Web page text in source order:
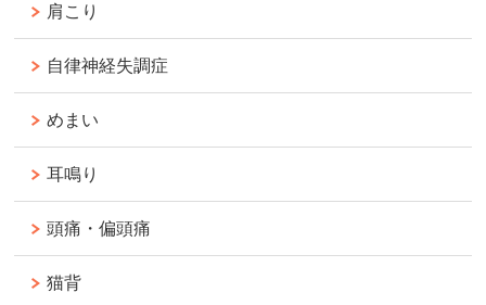
肩こり
自律神経失調症
めまい
耳鳴り
頭痛・偏頭痛
猫背